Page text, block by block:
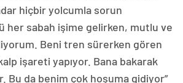
hiçbir yolcumla sorun
her sabah işime gelirken, mutlu ve
Beni tren sürerken gören
işareti yapıyor. Bana bakarak
Bu da benim çok hoşuma gidiyor”